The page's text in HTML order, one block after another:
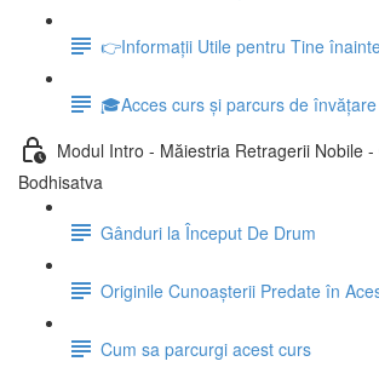
👉Informații Utile pentru Tine
🎓Acces curs și parcurs de învățare
Modul Intro - Măiestria Retragerii Nobile
Bodhisatva
Gânduri la Început De Drum
Originile Cunoașterii Predate în
Cum sa parcurgi acest curs